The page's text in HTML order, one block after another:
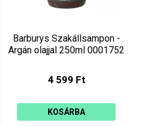
Barburys Szakállsampon -
Argán olajjal 250ml 0001752
4 599 Ft
KOSÁRBA